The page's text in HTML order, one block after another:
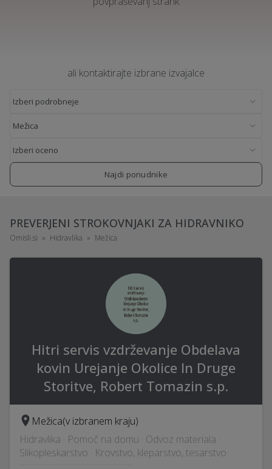
ali kontaktirajte izbrane izvajalce
Najdi ponudnike
PREVERJENI STROKOVNJAKI ZA HIDRAVNIKO
Omisli.si Hidravlika Mežica
Hitri servis vzdrževanje Obdelava
kovin Urejanje Okolice In Druge
Storitve, Robert Tomazin s.p.
Mežica(v izbranem kraju)
Hidravlika · Pomoč na domu · Odvoz materiala ·
Slikopleskarstvo · Krovstvo, kleparstvo, tesarstvo